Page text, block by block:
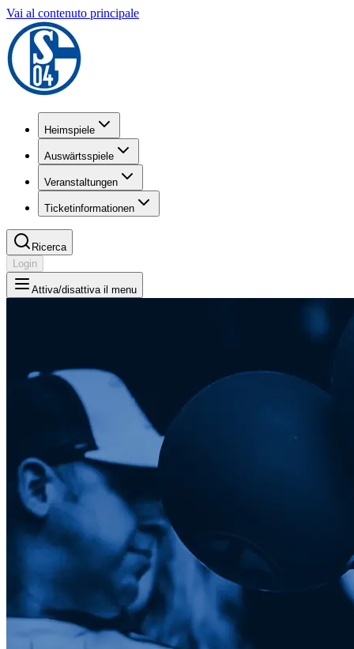
Vai al contenuto principale
Heimspiele
Auswärtsspiele
Veranstaltungen
Ticketinformationen
Ricerca
Login
Attiva/disattiva il menu